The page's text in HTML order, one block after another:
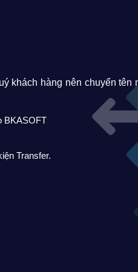
khách hàng nên chuyển
BKASOFT
Transfer.